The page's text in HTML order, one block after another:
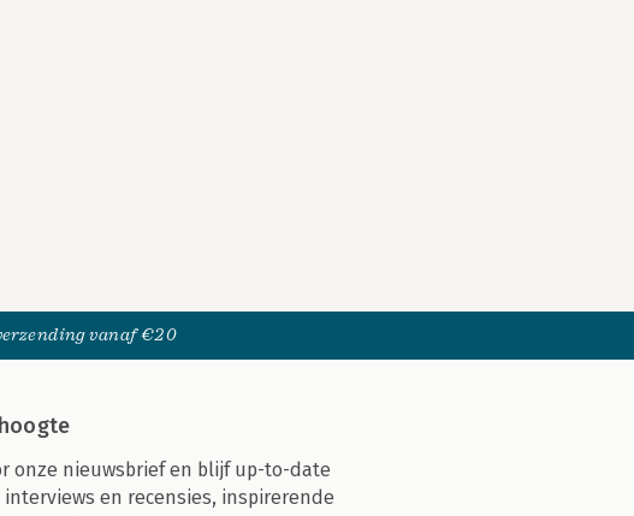
vanaf €20
onze nieuwsbrief en blijf up-to-date
en recensies, inspirerende